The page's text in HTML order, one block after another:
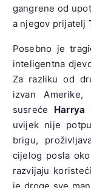
gangrene od
a njegov prijatelj
Posebno je
inteligentna
Za razliku od
izvan
susreće Harrya
uvijek nije
brigu,
cijelog posla
razvijaju